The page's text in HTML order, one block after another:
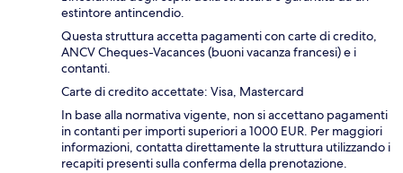
estintore antincendio.
Questa struttura accetta pagamenti con carte di credito,
ANCV Cheques-Vacances (buoni vacanza francesi) e i
contanti.
Carte di credito accettate: Visa, Mastercard
In base alla normativa vigente, non si accettano pagamenti
in contanti per importi superiori a 1000 EUR. Per maggiori
informazioni, contatta direttamente la struttura utilizzando i
recapiti presenti sulla conferma della prenotazione.